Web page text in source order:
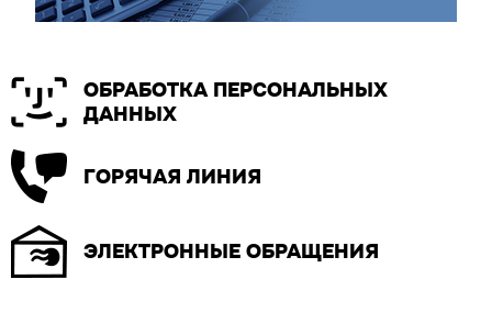
ОБРАБОТКА ПЕРСОНАЛЬНЫХ
ДАННЫХ
ГОРЯЧАЯ ЛИНИЯ
ЭЛЕКТРОННЫЕ ОБРАЩЕНИЯ